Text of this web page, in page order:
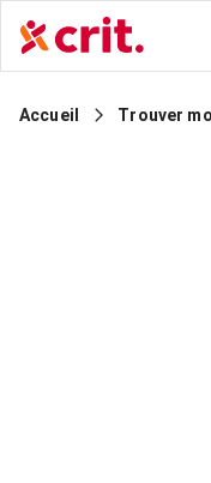
Accueil Trouver